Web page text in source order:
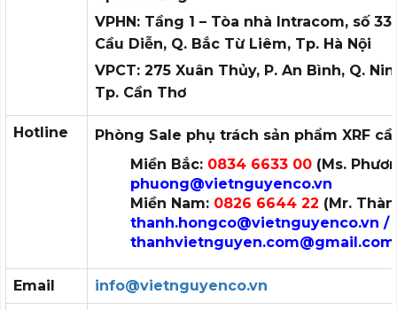
VPHN: Tầng 1 – Tòa nhà Intracom, số
Cầu Diễn, Q. Bắc Từ Liêm, Tp. Hà Nội
VPCT: 275 Xuân Thủy, P. An Bình, Q.
Tp. Cần Thơ
Hotline
Phòng Sale phụ trách sản phẩm XRF
Miền Bắc: 0834 6633 00 (Ms.
phuong@vietnguyenco.vn
Miền Nam: 0826 6644 22 (Mr.
thanh.hongco@vietnguyenco.vn /
thanhvietnguyen.com@gmail.com
Email info@vietnguyenco.vn